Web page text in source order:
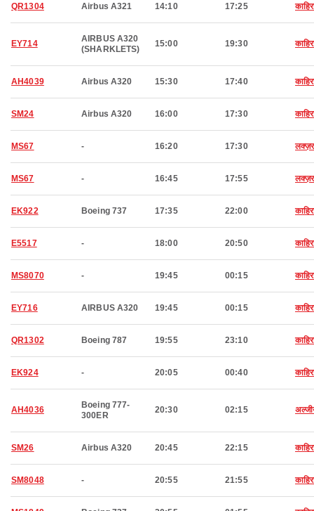
QR1304 Airbus A321 14:10 17:25
EY714
AIRBUS A320
(SHARKLETS)
15:00 19:30
AH4039 Airbus A320 15:30 17:40
SM24 Airbus A320 16:00 17:30
MS67 - 16:20 17:30 लक्ज़र
MS67 - 16:45 17:55 लक्ज़र
EK922 Boeing 737 17:35 22:00
E5517 - 18:00 20:50
MS8070 - 19:45 00:15
EY716 AIRBUS A320 19:45 00:15
QR1302 Boeing 787 19:55 23:10
EK924 - 20:05 00:40
AH4036
Boeing 777-
300ER
20:30 02:15
SM26 Airbus A320 20:45 22:15
SM8048 - 20:55 21:55